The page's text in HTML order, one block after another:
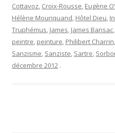
Cottavoz, Croix-Rousse, Eugène
Hélène Mouriquand, Hôtel Dieu,
Truphémus, James, James Bansac,
peintre, peinture, Philibert Charrin,
Sanzisme, Sanziste, Sartre,
décembre 2012 .